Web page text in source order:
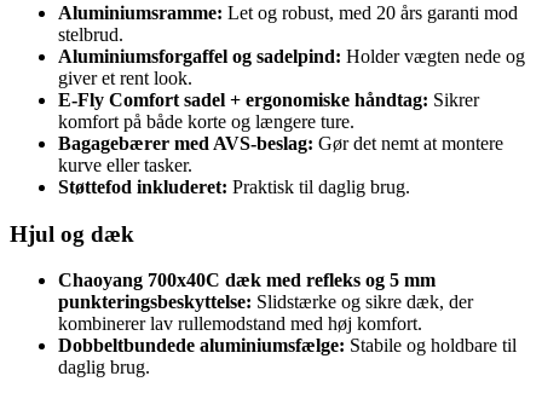
Aluminiumsramme: Let og robust, med 20 års garanti mod
stelbrud.
Aluminiumsforgaffel og sadelpind: Holder vægten nede og
giver et rent look.
E-Fly Comfort sadel + ergonomiske håndtag: Sikrer
komfort på både korte og længere ture.
Bagagebærer med AVS-beslag: Gør det nemt at montere
kurve eller tasker.
Støttefod inkluderet: Praktisk til daglig brug.
Hjul og dæk
Chaoyang 700x40C dæk med refleks og 5 mm
punkteringsbeskyttelse: Slidstærke og sikre dæk, der
kombinerer lav rullemodstand med høj komfort.
Dobbeltbundede aluminiumsfælge: Stabile og holdbare til
daglig brug.